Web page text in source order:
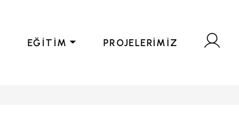
EĞİTİM PROJELERİMİZ